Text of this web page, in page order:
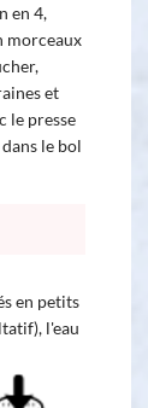
en 4,
morceaux
et
le presse
le bol
en petits
l'eau